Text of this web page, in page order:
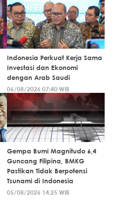
Indonesia Perkuat Kerja Sama
Investasi dan Ekonomi
dengan Arab Saudi
06/08/2026 07:40 WIB
Gempa Bumi Magnitudo 6,4
Guncang Filipina, BMKG
Pastikan Tidak Berpotensi
Tsunami di Indonesia
05/08/2026 14:25 WIB